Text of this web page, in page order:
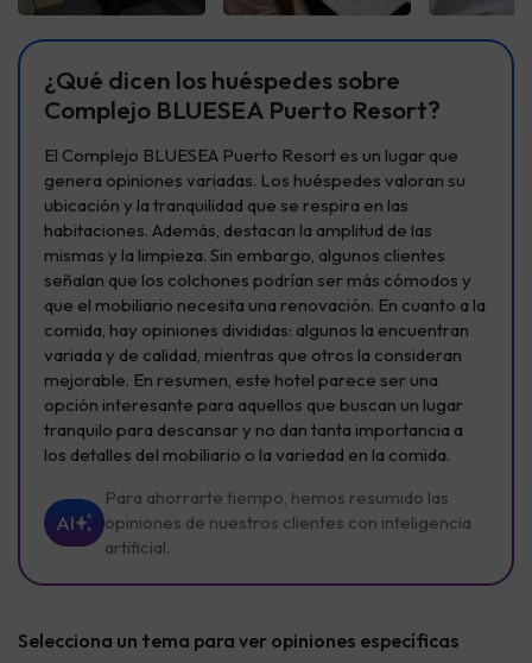
¿Qué dicen los huéspedes sobre
Complejo BLUESEA Puerto Resort?
El Complejo BLUESEA Puerto Resort es un lugar que
genera opiniones variadas. Los huéspedes valoran su
ubicación y la tranquilidad que se respira en las
habitaciones. Además, destacan la amplitud de las
mismas y la limpieza. Sin embargo, algunos clientes
señalan que los colchones podrían ser más cómodos y
que el mobiliario necesita una renovación. En cuanto a la
comida, hay opiniones divididas: algunos la encuentran
variada y de calidad, mientras que otros la consideran
mejorable. En resumen, este hotel parece ser una
opción interesante para aquellos que buscan un lugar
tranquilo para descansar y no dan tanta importancia a
los detalles del mobiliario o la variedad en la comida.
AI
Para ahorrarte tiempo, hemos resumido las
opiniones de nuestros clientes con inteligencia
artificial.
Selecciona un tema para ver opiniones específicas